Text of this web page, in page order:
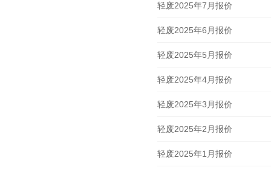
轻废2025年7月报价
轻废2025年6月报价
轻废2025年5月报价
轻废2025年4月报价
轻废2025年3月报价
轻废2025年2月报价
轻废2025年1月报价